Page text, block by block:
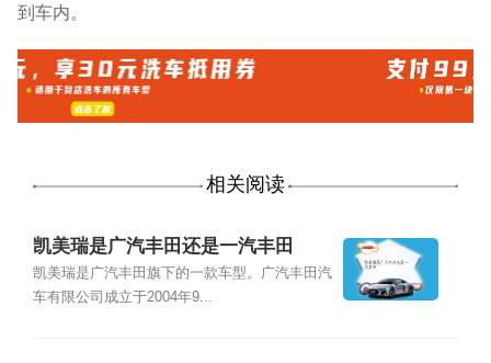
到车内。
相关阅读
凯美瑞是广汽丰田还是一汽丰田
凯美瑞是广汽丰田旗下的一款车型。广汽丰田汽
车有限公司成立于2004年9...